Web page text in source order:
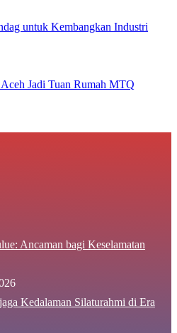
untuk Kembangkan Industri
Jadi Tuan Rumah MTQ
Ancaman bagi Keselamatan
Kedalaman Silaturahmi di Era